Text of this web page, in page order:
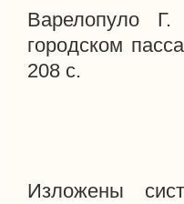
Варелопуло
городском
208 с.
Изложены